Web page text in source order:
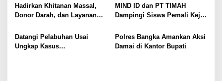
o
s
Hadirkan Khitanan Massal,
Donor Darah, dan Layanan
MIND ID dan PT TIMAH
Dampingi Siswa Pemali Kejar
Datangi Pelabuhan Usai
Ungkap Kasus
Polres Bangka Amankan Aksi
Damai di Kantor Bupati